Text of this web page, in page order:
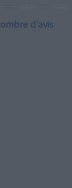
d'avis